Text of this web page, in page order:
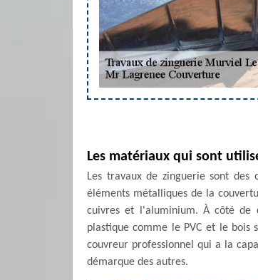
Les matériaux qui sont
Les travaux de zinguerie sont
éléments métalliques de la
cuivres et l'aluminium. À côté de
plastique comme le PVC et le
couvreur professionnel qui a la
démarque des autres.